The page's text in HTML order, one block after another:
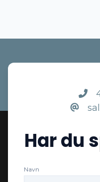
Tågelygter
USB tilslutning
Har du
Navn